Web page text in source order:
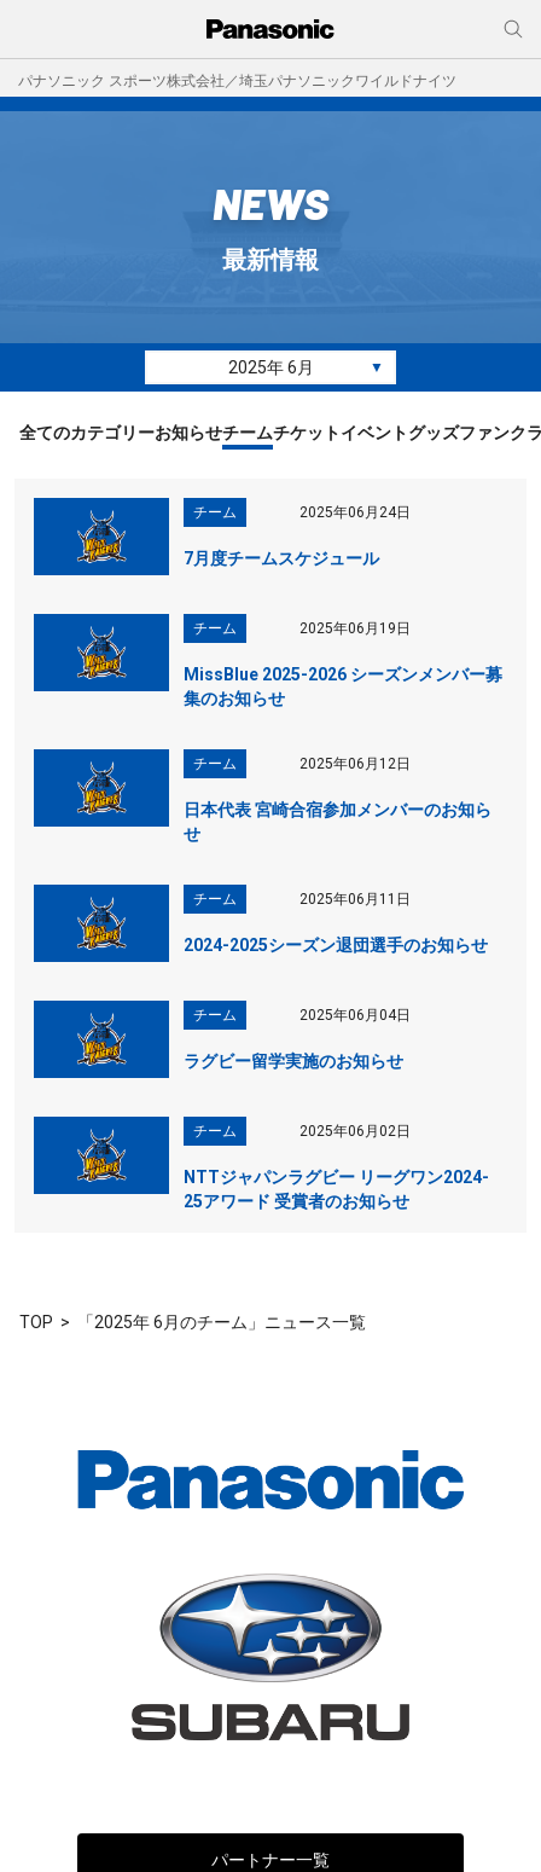
パナソニック スポーツ株式会社／埼玉パナソニックワイルドナイツ
NEWS
最新情報
2025年 6月 ▼
全てのカテゴリーお知らせチームチケットイベントグッズファンク
チーム 2025年06月24日
7月度チームスケジュール
チーム 2025年06月19日
MissBlue 2025-2026 シーズンメンバー募
集のお知らせ
チーム 2025年06月12日
日本代表 宮崎合宿参加メンバーのお知ら
せ
チーム 2025年06月11日
2024-2025シーズン退団選手のお知らせ
チーム 2025年06月04日
ラグビー留学実施のお知らせ
チーム 2025年06月02日
NTTジャパンラグビー リーグワン2024-
25アワード 受賞者のお知らせ
TOP 「2025年 6月のチーム」ニュース一覧
パートナー一覧